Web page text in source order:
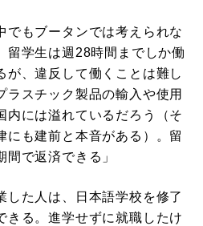
でもブータンでは考えられな
留学生は週28時間までしか働
が、違反して働くことは難し
ラスチック製品の輸入や使用
内には溢れているだろう（そ
にも建前と本音がある）。留
で返済できる」
した人は、日本語学校を修了
きる。進学せずに就職したけ